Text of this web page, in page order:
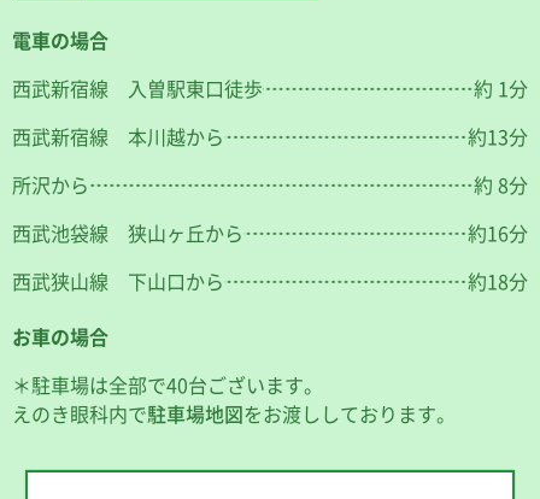
電車の場合
西武新宿線 入曽駅東口徒歩
約 1分
西武新宿線 本川越から
約13分
所沢から
約 8分
西武池袋線 狭山ヶ丘から
約16分
西武狭山線 下山口から
約18分
お車の場合
＊駐車場は全部で40台ございます。
えのき眼科内で駐車場地図をお渡ししております。